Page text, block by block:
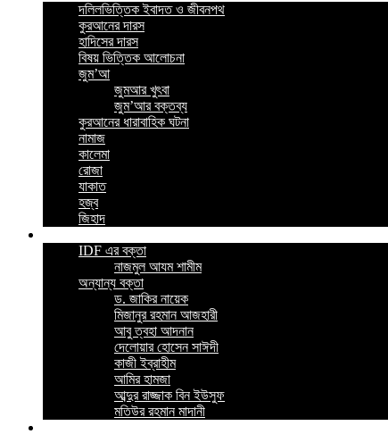
দলিলভিত্তিক ইবাদত ও জীবনপথ
কুরআনের দারস
হাদিসের দারস
বিষয় ভিত্তিক আলোচনা
জুম’আ
জুমআর খুৎবা
জুম’আর বক্তব্য
কুরআনের ধারাবাহিক ঘটনা
নামাজ
কালেমা
রোজা
যাকাত
হজ্ব
জিহাদ
IDF এর বক্তা
নাজমুল আযম শামীম
অন্যান্য বক্তা
ড. জাকির নায়েক
মিজানুর রহমান আজহারী
আবু ত্বহা আদনান
দেলোয়ার হোসেন সাঈদী
কাজী ইব্রাহীম
আমির হামজা
আব্দুর রাজ্জাক বিন ইউসুফ
মতিউর রহমান মাদানী